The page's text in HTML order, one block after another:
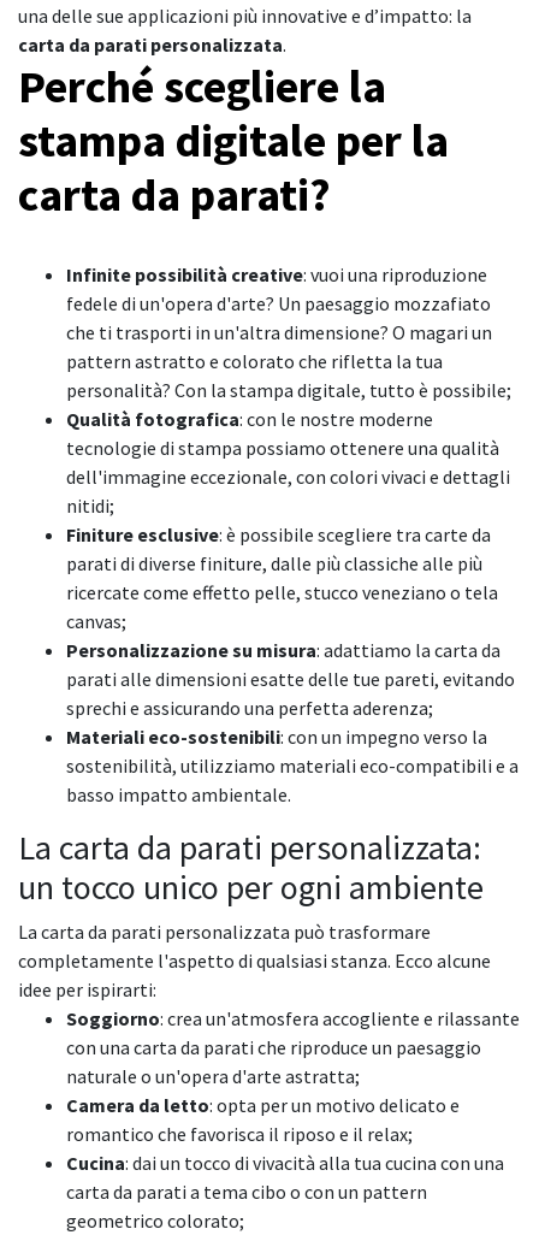
una delle sue applicazioni più innovative e d’impatto: la
carta da parati personalizzata.
Perché scegliere la
stampa digitale per la
carta da parati?
Infinite possibilità creative: vuoi una riproduzione
fedele di un'opera d'arte? Un paesaggio mozzafiato
che ti trasporti in un'altra dimensione? O magari un
pattern astratto e colorato che rifletta la tua
personalità? Con la stampa digitale, tutto è possibile;
Qualità fotografica: con le nostre moderne
tecnologie di stampa possiamo ottenere una qualità
dell'immagine eccezionale, con colori vivaci e dettagli
nitidi;
Finiture esclusive: è possibile scegliere tra carte da
parati di diverse finiture, dalle più classiche alle più
ricercate come effetto pelle, stucco veneziano o tela
canvas;
Personalizzazione su misura: adattiamo la carta da
parati alle dimensioni esatte delle tue pareti, evitando
sprechi e assicurando una perfetta aderenza;
Materiali eco-sostenibili: con un impegno verso la
sostenibilità, utilizziamo materiali eco-compatibili e a
basso impatto ambientale.
La carta da parati personalizzata:
un tocco unico per ogni ambiente
La carta da parati personalizzata può trasformare
completamente l'aspetto di qualsiasi stanza. Ecco alcune
idee per ispirarti:
Soggiorno: crea un'atmosfera accogliente e rilassante
con una carta da parati che riproduce un paesaggio
naturale o un'opera d'arte astratta;
Camera da letto: opta per un motivo delicato e
romantico che favorisca il riposo e il relax;
Cucina: dai un tocco di vivacità alla tua cucina con una
carta da parati a tema cibo o con un pattern
geometrico colorato;